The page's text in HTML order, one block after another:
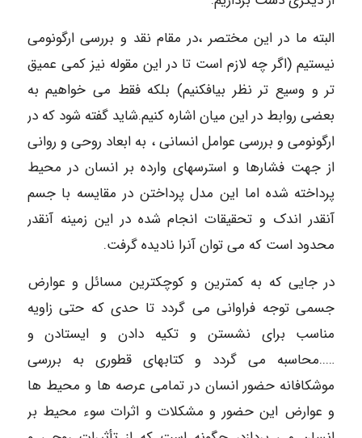
البته ما در این مختصر ،در مقام نقد و بررسی ارگونومی
نیستیم (اگر چه لازم است تا در این مقوله نیز کمی عمیق
تر و وسیع تر نظر بیافکنیم) بلکه فقط می خواهیم به
بعضی روابط در این میان اشاره کنیم.شاید گفته شود که در
ارگونومی و بررسی عوامل انسانی ، به ابعاد روحی و روانی
از جهت فشارها و استرسهای وارده بر انسان در محیط
پرداخته شده اما این مدل پرداختن در مقایسه با جسم
آنقدر اندک و تحقیقات انجام شده در این زمینه آنقدر
محدود است که می توان آنرا نادیده گرفت.
در جایی که به کمترین و کوچکترین مسائل و عوارض
جسمی توجه فراوانی می گردد تا حدی که حتی زاویه
مناسب برای نشستن و تکیه دادن و ایستادن و
…..محاسبه می گردد و کتابهای قطوری به بررسی
موشکافانه حضور انسان در تمامی عرصه ها و محیط ها
و عوارض این حضور و مشکلات و اثرات سوء محیط بر